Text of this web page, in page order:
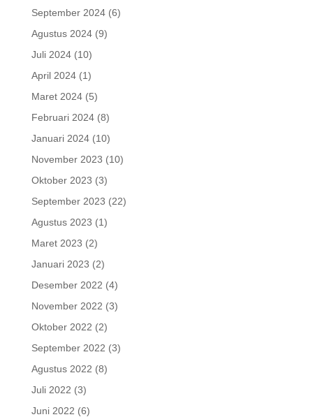
September 2024(6)
Agustus 2024(9)
Juli 2024(10)
April 2024(1)
Maret 2024(5)
Februari 2024(8)
Januari 2024(10)
November 2023 (10)
Oktober 2023 (3)
September 2023 (22)
Agustus 2023 (1)
Maret 2023 (2)
Januari 2023 (2)
Desember 2022 (4)
November 2022 (3)
Oktober 2022 (2)
September 2022 (3)
Agustus 2022 (8)
Juli 2022 (3)
Juni 2022 (6)